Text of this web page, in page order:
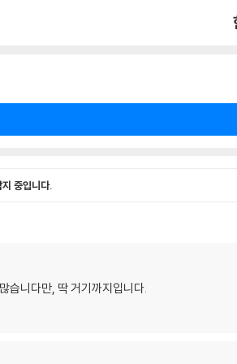
중입니다.
습니다만, 딱 거기까지입니다.